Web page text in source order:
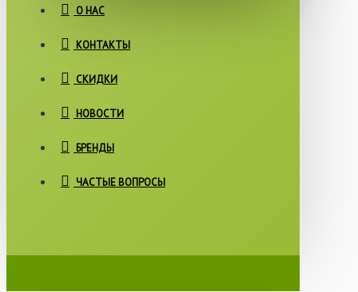
О НАС
КОНТАКТЫ
СКИДКИ
НОВОСТИ
БРЕНДЫ
ЧАСТЫЕ ВОПРОСЫ